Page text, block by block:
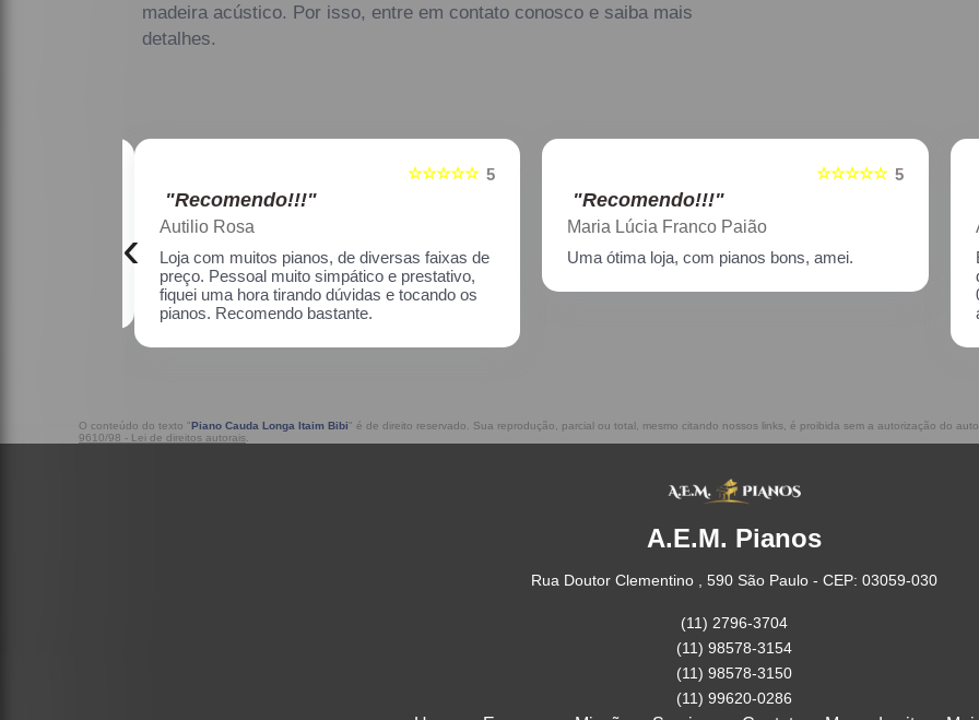
madeira acústico. Por isso, entre em contato conosco e saiba mais
detalhes.
5
☆☆☆☆☆
"Recomendo!!!"
Maria Lúcia Franco Paião
Uma ótima loja, com pianos bons, amei.
5
☆☆☆☆☆
"Recomendo!!!"
Aline Nagata
Excelente atendimento!! Enviei um piano para
02/2021, incluindo o transporte. Muito
‹
O conteúdo do texto "Piano Cauda Longa Itaim Bibi" é de direito reservado. Sua reprodução, parcial ou total, mesmo citando nossos links, é proibida sem a autorização do
9610/98 - Lei de direitos autorais
A.E.M. Pianos
Rua Doutor Clementino , 590 São Paulo - CEP: 03059-030
(11) 2796-3704
(11) 98578-3154
(11) 98578-3150
(11) 99620-0286